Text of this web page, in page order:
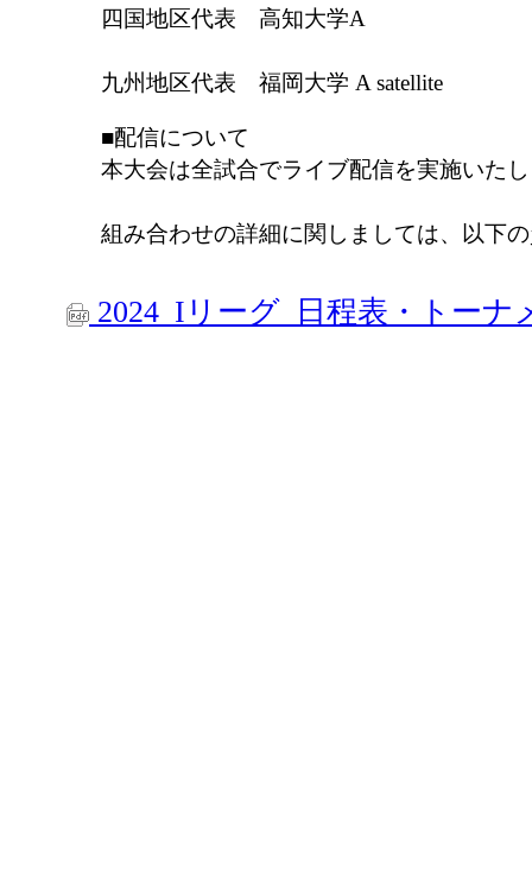
四国地区代表 高知大学A
九州地区代表 福岡大学 A satellite
■配信について
本大会は全試合でライブ配信を実施いた
組み合わせの詳細に関しましては、以下
2024_Iリーグ_日程表・トーナ